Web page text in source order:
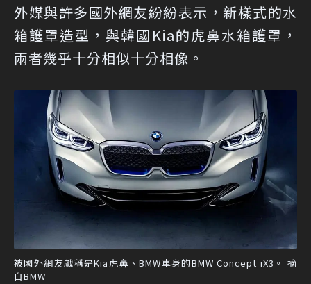
外媒與許多國外網友紛紛表示，新樣式的水
箱護罩造型，與韓國Kia的虎鼻水箱護罩，
兩者幾乎十分相似十分相像。
被國外網友戲稱是Kia虎鼻、BMW車身的BMW Concept iX3。 摘
自BMW